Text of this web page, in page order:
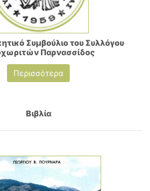
Συμβούλιο του Συλλόγου
Παρνασσίδος
Περισσότερα
Βιβλία